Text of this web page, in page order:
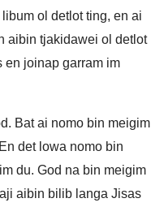
ol detlot ting, en ai
aibin tjakidawei ol detlot
en joinap garram im
Bat ai nomo bin meigim
det lowa nomo bin
du. God na bin meigim
aibin bilib langa Jisas